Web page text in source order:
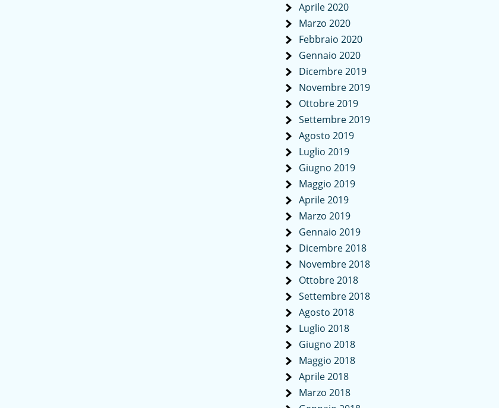
Aprile 2020
Marzo 2020
Febbraio 2020
Gennaio 2020
Dicembre 2019
Novembre 2019
Ottobre 2019
Settembre 2019
Agosto 2019
Luglio 2019
Giugno 2019
Maggio 2019
Aprile 2019
Marzo 2019
Gennaio 2019
Dicembre 2018
Novembre 2018
Ottobre 2018
Settembre 2018
Agosto 2018
Luglio 2018
Giugno 2018
Maggio 2018
Aprile 2018
Marzo 2018